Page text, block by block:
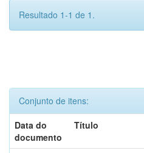
Resultado 1-1 de 1.
Conjunto de itens:
Data do
documento
Título